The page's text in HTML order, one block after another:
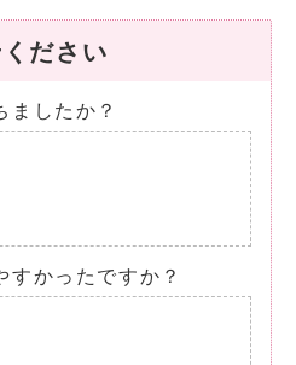
ださい
ましたか？
すかったですか？